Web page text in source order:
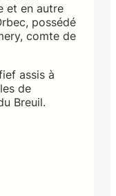
et en autre
possédé
comte de
assis à
de
Breuil.